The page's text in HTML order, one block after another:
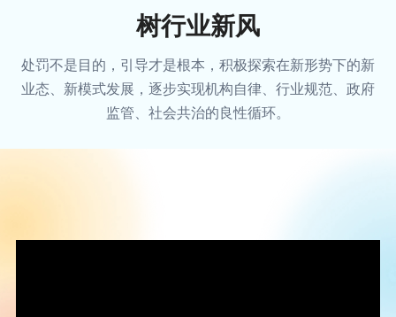
树行业新风
处罚不是目的，引导才是根本，积极探索在新形势下的新
业态、新模式发展，逐步实现机构自律、行业规范、政府
监管、社会共治的良性循环。